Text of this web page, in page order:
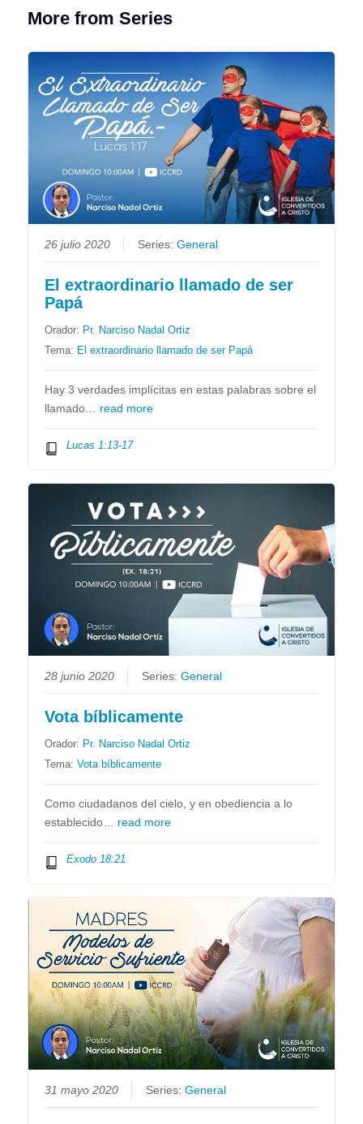
More from Series
26 julio 2020 Series:General
El extraordinario llamado de ser
Papá
Orador: Pr. Narciso Nadal Ortiz
Tema: El extraordinario llamado de ser Papá
Hay 3 verdades implícitas en estas palabras sobre el
llamado… read more
Lucas 1:13-17
28 junio 2020 Series:General
Vota bíblicamente
Orador: Pr. Narciso Nadal Ortiz
Tema:Vota bíblicamente
Como ciudadanos del cielo, y en obediencia a lo
establecido… read more
Exodo 18:21
31 mayo 2020 Series:General